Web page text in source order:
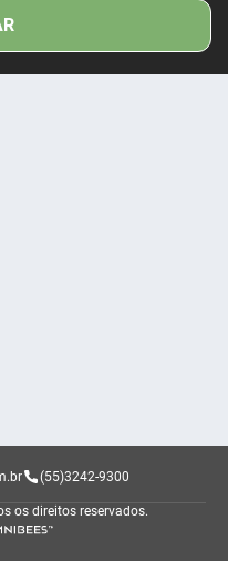
(55)3242-9300
os direitos reservados.